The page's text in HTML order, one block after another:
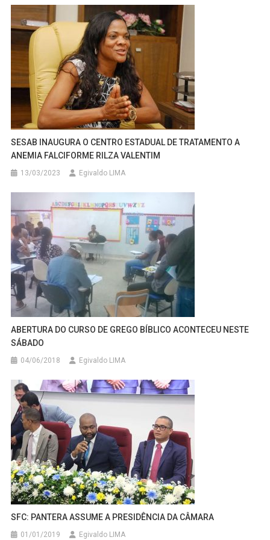
SESAB INAUGURA O CENTRO ESTADUAL DE TRATAMENTO A
ANEMIA FALCIFORME RILZA VALENTIM
13/03/2023 Egivaldo LIMA
ABERTURA DO CURSO DE GREGO BÍBLICO ACONTECEU NESTE
SÁBADO
04/06/2018 Egivaldo LIMA
SFC: PANTERA ASSUME A PRESIDÊNCIA DA CÂMARA
01/01/2019 Egivaldo LIMA